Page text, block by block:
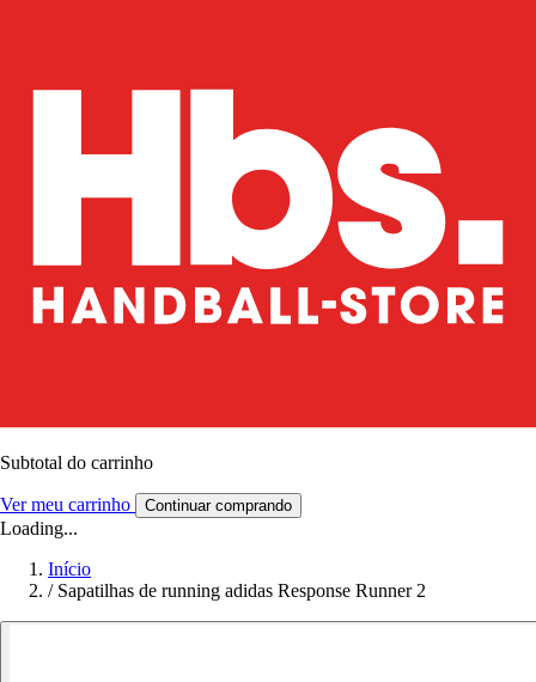
Subtotal do carrinho
Ver meu carrinho Continuar comprando
Loading...
Início
/ Sapatilhas de running adidas Response Runner 2